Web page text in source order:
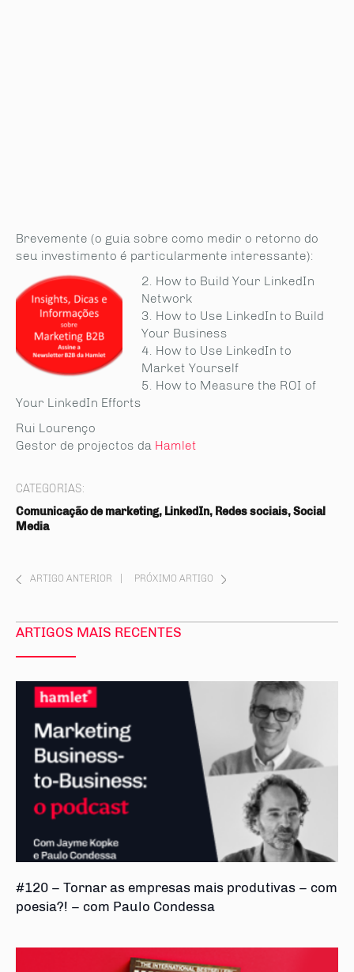
Brevemente (o guia sobre como medir o retorno do
seu investimento é particularmente interessante):
2. How to Build Your LinkedIn
Network
3. How to Use LinkedIn to Build
Your Business
4. How to Use LinkedIn to
Market Yourself
5. How to Measure the ROI of
Your LinkedIn Efforts
Rui Lourenço
Gestor de projectos da Hamlet
CATEGORIAS:
Comunicação de marketing, LinkedIn, Redes sociais, Social
Media
ARTIGO ANTERIOR PRÓXIMO ARTIGO
ARTIGOS MAIS RECENTES
#120 – Tornar as empresas mais produtivas – com
poesia?! – com Paulo Condessa